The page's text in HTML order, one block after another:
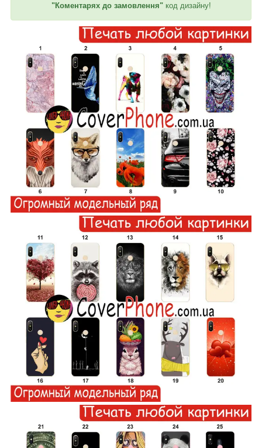
"Коментарях до замовлення"код дизайну!